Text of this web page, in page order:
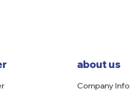
about us
Company Info